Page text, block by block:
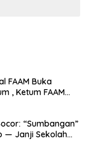
, Ketum FAAM
“Sumbangan”
— Janji Sekolah